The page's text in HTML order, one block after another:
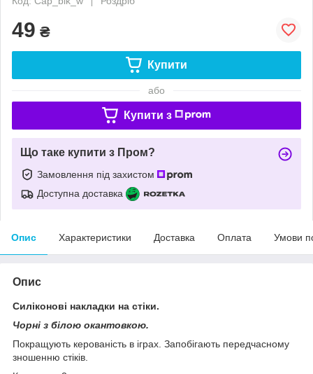
49 ₴
Купити
або
Купити з
Що таке купити з Пром?
Замовлення під захистом
Доступна доставка
Опис Характеристики Доставка Оплата Умови
Опис
Силіконові накладки на стіки.
Чорні з білою окантовкою.
Покращують керованість в іграх. Запобігають передчасному
зношенню стіків.